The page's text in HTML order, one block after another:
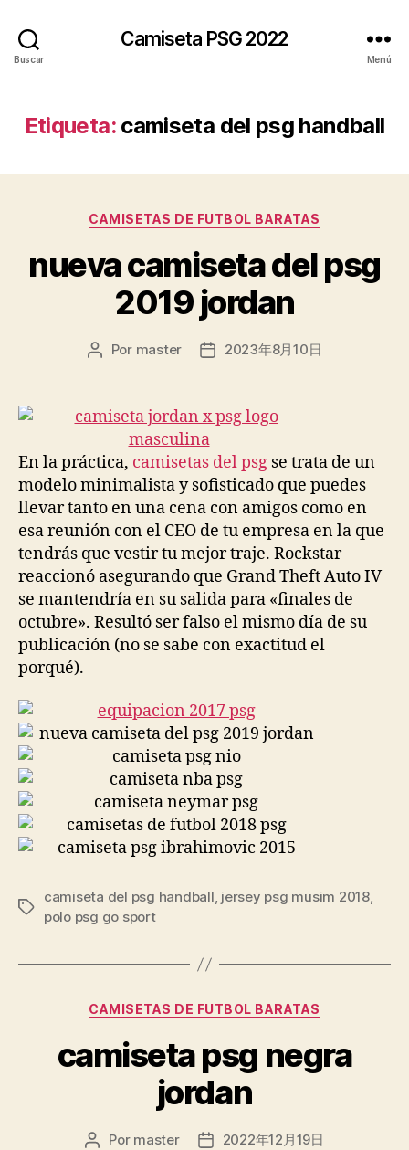
Buscar
Camiseta PSG 2022
Menú
Etiqueta: camiseta del psg handball
Categorías
CAMISETAS DE FUTBOL BARATAS
nueva camiseta del psg
2019 jordan
Autor
entrada
Por master
Fecha
entrada
2023年8月10日
En la práctica, camisetas del psg se trata de un
modelo minimalista y sofisticado que puedes
llevar tanto en una cena con amigos como en
esa reunión con el CEO de tu empresa en la que
tendrás que vestir tu mejor traje. Rockstar
reaccionó asegurando que Grand Theft Auto IV
se mantendría en su salida para «finales de
octubre». Resultó ser falso el mismo día de su
publicación (no se sabe con exactitud el
porqué).
Etiquetas
camiseta del psg handball, jersey psg musim 2018,
polo psg go sport
Categorías
CAMISETAS DE FUTBOL BARATAS
camiseta psg negra
jordan
Autor
Por master
Fecha2022年12月19日